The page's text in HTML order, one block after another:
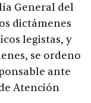
General del
dictámenes
legistas, y
se ordeno
ante
Atención